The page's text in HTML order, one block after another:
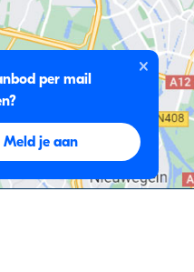
per mail
Meld je aan